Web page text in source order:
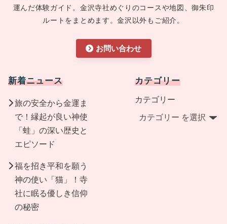
運んだ体験ガイド。金沢寺社めぐりのコースや地図、御朱印
ルートをまとめます。金沢以外もご紹介。
お問い合わせ
新着ニュース
旅の安全から金運ま
で！縁起が良い神使
「蛙」の深い歴史と
エピソード
福を招き平和を願う
神の使い「猫」！寺
社に眠る優しき信仰
の秘密
カテゴリー
カテゴリー